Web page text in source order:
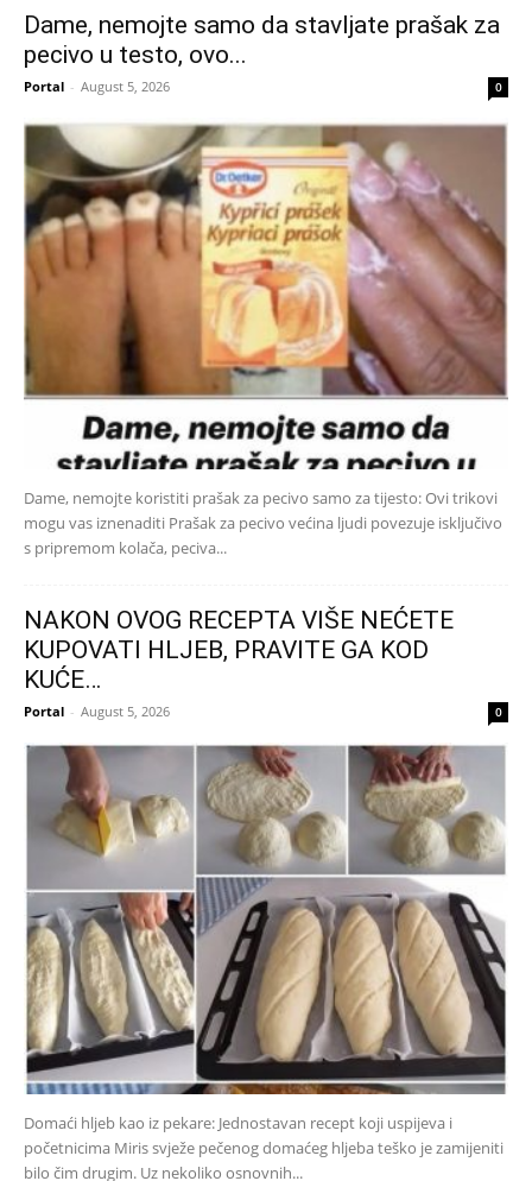
Dame, nemojte samo da stavljate prašak za
pecivo u testo, ovo...
Portal - August 5, 2026 0
Dame, nemojte koristiti prašak za pecivo samo za tijesto: Ovi trikovi
mogu vas iznenaditi Prašak za pecivo većina ljudi povezuje isključivo
s pripremom kolača, peciva...
NAKON OVOG RECEPTA VIŠE NEĆETE
KUPOVATI HLJEB, PRAVITE GA KOD
KUĆE…
Portal - August 5, 2026 0
Domaći hljeb kao iz pekare: Jednostavan recept koji uspijeva i
početnicima Miris svježe pečenog domaćeg hljeba teško je zamijeniti
bilo čim drugim. Uz nekoliko osnovnih...